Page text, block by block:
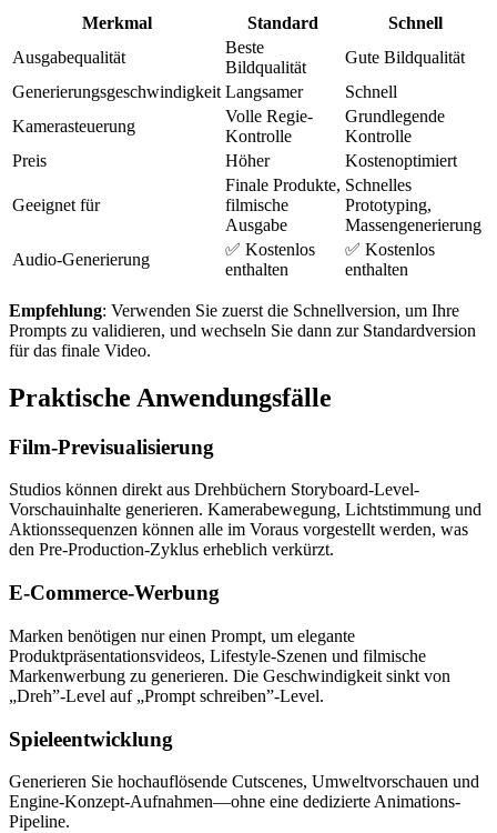
Merkmal Standard
Schnell
Ausgabequalität
Beste
Bildqualität
Gute Bildqualität
Generierungsgeschwindigkeit Langsamer
Schnell
Kamerasteuerung
Volle Regie-
Kontrolle
Grundlegende
Kontrolle
Preis
Höher Kostenoptimiert
Geeignet für
Finale Produkte,
filmische
Ausgabe
Schnelles
Prototyping,
Massengenerierung
Audio-Generierung
✅ Kostenlos
enthalten
✅ Kostenlos
enthalten
Empfehlung: Verwenden Sie zuerst die Schnellversion, um Ihre
Prompts zu validieren, und wechseln Sie dann zur Standardversion
für das finale Video.
Praktische Anwendungsfälle
Film-Previsualisierung
Studios können direkt aus Drehbüchern Storyboard-Level-
Vorschauinhalte generieren. Kamerabewegung, Lichtstimmung und
Aktionssequenzen können alle im Voraus vorgestellt werden, was
den Pre-Production-Zyklus erheblich verkürzt.
E-Commerce-Werbung
Marken benötigen nur einen Prompt, um elegante
Produktpräsentationsvideos, Lifestyle-Szenen und filmische
Markenwerbung zu generieren. Die Geschwindigkeit sinkt von
„Dreh”-Level auf „Prompt schreiben”-Level.
Spieleentwicklung
Generieren Sie hochauflösende Cutscenes, Umweltvorschauen und
Engine-Konzept-Aufnahmen—ohne eine dedizierte Animations-
Pipeline.